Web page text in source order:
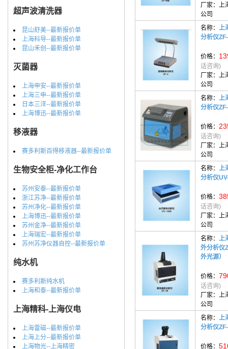
超声波清洗器
昆山舒美--最新报价单
上海科导--最新报价单
昆山禾创--最新报价单
灭菌器
上海申安--最新报价单
上海三申--最新报价单
日本三洋--最新报价单
上海博迅--最新报价单
移液器
赛多利斯百得移液器--最新报价单
生物安全柜-净化工作台
苏州安泰--最新报价单
浙江苏净--最新报价单
苏州净化--最新报价单
上海博迅--最新报价单
苏州金净--最新报价单
上海瑞宏--最新报价单
苏州苏净仪器自控--最新报价单
纯水机
赛多利斯纯水机
上海和泰--最新报价单
上海精科-上海仪电
上海雷磁--最新报价单
上海上分--最新报价单
上海物光--上海精密
厂家： 上
公司
名称： 上
分析仪
价格：
话咨询)
厂家： 上
公司
名称： 上
分析仪
价格：
话咨询)
厂家： 上
公司
名称： 上
分析仪
价格：
话咨询)
厂家： 上
公司
名称： 上
外分析仪
外光源）
价格：
话咨询)
厂家： 上
公司
名称： 上
分析仪
价格：